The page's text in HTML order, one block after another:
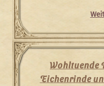
Wohltuende
Eichenrinde